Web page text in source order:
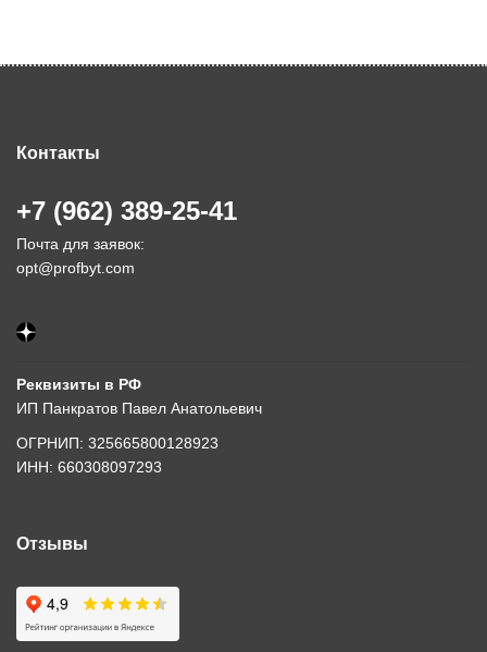
Контакты
+7 (962) 389-25-41
Почта для заявок:
opt@profbyt.com
Реквизиты в РФ
ИП Панкратов Павел Анатольевич
ОГРНИП: 325665800128923
ИНН: 660308097293
Отзывы